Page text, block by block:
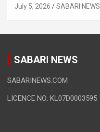
July 5, 2026 SABARI NEWS
SABARI NEWS
SABARINEWS.COM
LICENCE NO: KL07D0003595